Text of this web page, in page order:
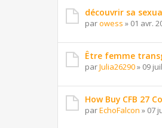
découvrir sa
parowess » 01 avr.
Être femme
parJulia26290» 09
How Buy CFB 27
parEchoFalcon » 07